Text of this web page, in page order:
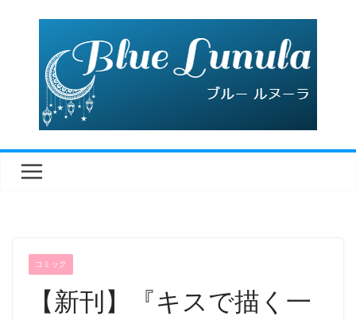
コミック
【新刊】『キスで描く一